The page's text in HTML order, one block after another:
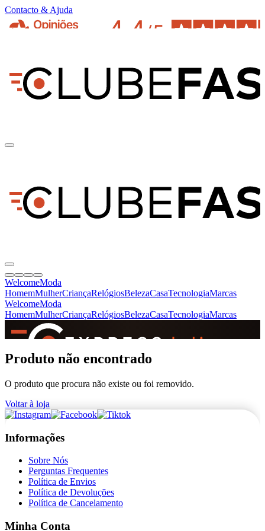
Contacto & Ajuda
WelcomeModa
HomemMulherCriançaRelógiosBelezaCasaTecnologiaMarcas
WelcomeModa
HomemMulherCriançaRelógiosBelezaCasaTecnologiaMarcas
+de 36.000 reviews
Produto não encontrado
O produto que procura não existe ou foi removido.
Voltar à loja
Informações
Sobre Nós
Perguntas Frequentes
Política de Envios
Política de Devoluções
Política de Cancelamento
Minha Conta